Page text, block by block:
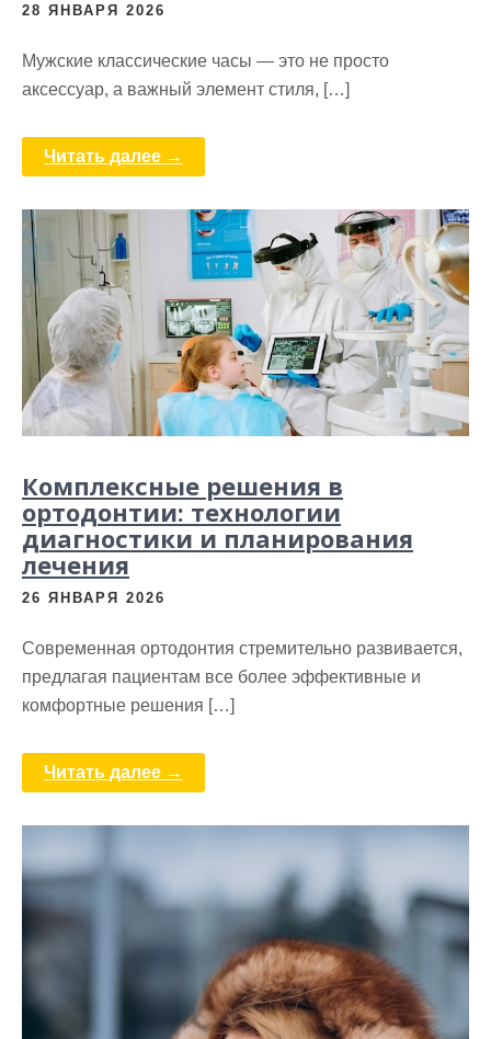
28 ЯНВАРЯ 2026
Мужские классические часы — это не просто
аксессуар, а важный элемент стиля, […]
Читать далее →
Комплексные решения в
ортодонтии: технологии
диагностики и планирования
лечения
26 ЯНВАРЯ 2026
Современная ортодонтия стремительно развивается,
предлагая пациентам все более эффективные и
комфортные решения […]
Читать далее →